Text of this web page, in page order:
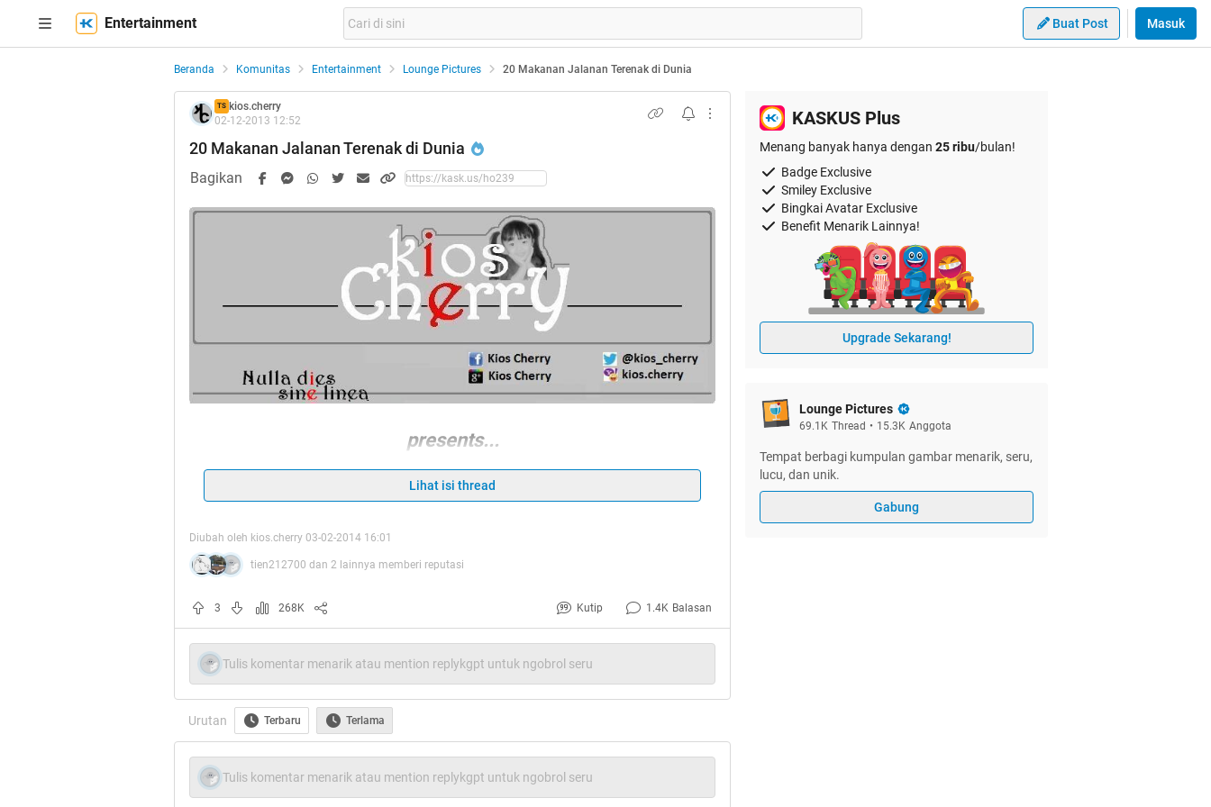
Entertainment Buat Post Masuk
Beranda Komunitas Entertainment Lounge Pictures 20 Makanan Jalanan Terenak di Dunia
TS kios.cherry
02-12-2013 12:52
20 Makanan Jalanan Terenak di Dunia
Bagikan
presents...
Quote:
20 MAKANAN JALANAN TERENAK DI DUNIA
Quote:
Alhamdulillah...
Hot Thread ketiga Ane...
Lihat isi thread
Diubah oleh kios.cherry 03-02-2014 16:01
tien212700 dan 2 lainnya memberi reputasi
3 268K Kutip 1.4K Balasan
Tulis komentar menarik atau mention replykgpt untuk ngobrol seru
Urutan Terbaru Terlama
Tulis komentar menarik atau mention replykgpt untuk ngobrol seru
KASKUS Plus
Menang banyak hanya dengan 25 ribu/bulan!
Badge Exclusive
Smiley Exclusive
Bingkai Avatar Exclusive
Benefit Menarik Lainnya!
Upgrade Sekarang!
Lounge Pictures
69.1K Thread • 15.3K Anggota
Tempat berbagi kumpulan gambar menarik, seru,
lucu, dan unik.
Gabung